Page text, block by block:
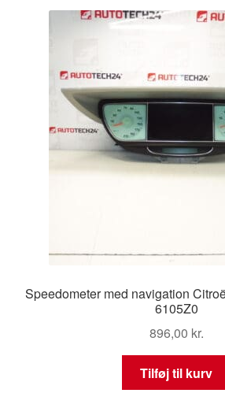
Speedometer med navigation
6105Z0
896,00 kr.
Tilføj til kurv